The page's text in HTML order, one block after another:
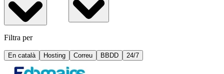
Filtra per
En català Hosting Correu BBDD 24/7